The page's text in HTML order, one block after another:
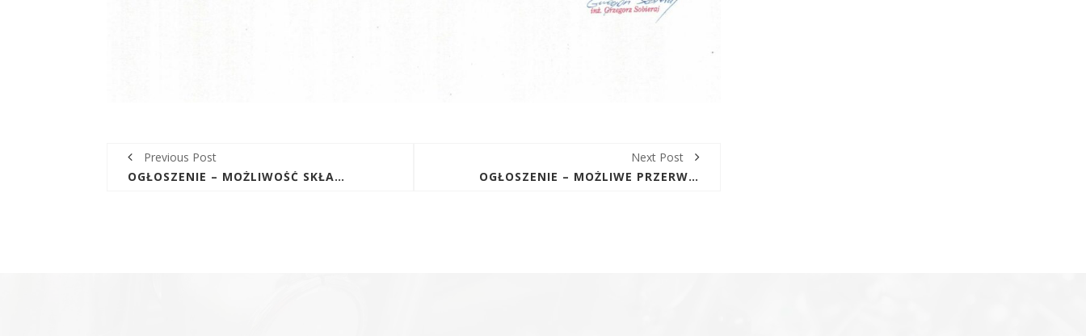
Previous Post
OGŁOSZENIE – MOŻLIWOŚĆ SKŁADANIA WNIOSKÓW NA WYDANIE WARUNKÓW TECHNICZNYCH UMOŻLIWIAJĄCYCH PODŁĄCZENIE SIĘ DO SIECI KANALIZACYJNEJ W MIEJSCOWOŚCI GÓRNO, UL. TARGOWA (OD 2 DO 52 - NR. PARZYSTE)
Next Post
OGŁOSZENIE – MOŻLIWE PRZERWY W DOSTAWIE WODY W DNIACH 3-4.03.26R W MIEJSCOWOŚCI CEDZYNA